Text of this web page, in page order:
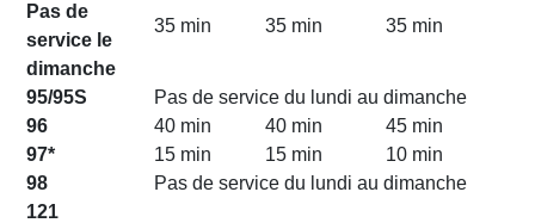
Pas de
service le
dimanche
35 min 35 min 35 min
95/95S
Pas de service du lundi au dimanche
96
40 min 40 min
45 min
97*
15 min 15 min
10 min
98
Pas de service du lundi au dimanche
121